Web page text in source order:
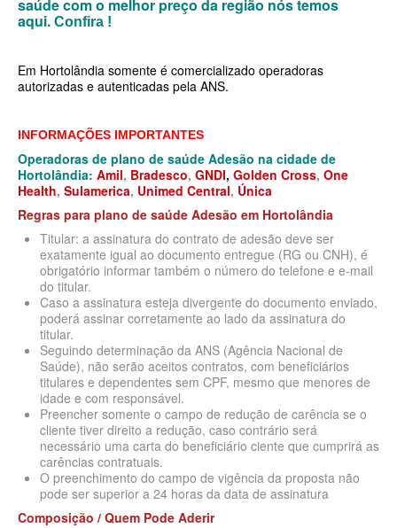
MEDICAL HEALTH PLANO DE SAÚDE EMPRESARIAL
NEXT SEISA PLANO DE SAÚDE EMPRESARIAL
OMINT PLANO DE SAÚDE EMPRESARIAL
ONE HEALTH PLANO DE SAÚDE EMPRESARIAL
PORTO SEGURO PLANO DE SAÚDE EMPRESARIAL
SAMED PLANO DE SAÚDE EMPRESARIAL
SANTA CASA DE MAUÁ PLANO DE SAÚDE EMPRESARIAL
SANTARIS PLANO DE SAÚDE EMPRESARIAL
SANTA HELENA PLANO DE SAÚDE EMPRESARIAL
SÃO CRISTOVÃO PLANO DE SAÚDE EMPRESARIAL
SÃO MIGUEL PLANO DE SAÚDE EMPRESARIAL
SISTEMAS PLANO DE SAÚDE EMPRESARIAL
SOMPO PLANO DE SAÚDE EMPRESARIAL
PLANO DE SAÚDE INDIVIDUAL
BIO SAÚDE PLANO DE SAÚDE INDIVIDUAL
BIOVIDA PLANO DE SAÚDE INDIVIDUAL
BLUE MED PLANO DE SAÚDE INDIVIDUAL
CLASSES PLANO DE SAÚDE INDIVIDUAL
CUIDAR ME PLANO DE SAÚDE INDIVIDUAL
saúde com o melhor preço da região nós temos
aqui. Confira !
Em Hortolândia somente é comercializado operadoras
autorizadas e autenticadas pela ANS.
INFORMAÇÕES IMPORTANTES
Operadoras de plano de saúde Adesão na cidade de
Hortolândia: Amil, Bradesco, GNDI, Golden Cross, One
Health, Sulamerica, Unimed Central, Única
Regras para plano de saúde Adesão em Hortolândia
Titular: a assinatura do contrato de adesão deve ser
exatamente igual ao documento entregue (RG ou CNH), é
obrigatório informar também o número do telefone e e-mail
do titular.
Caso a assinatura esteja divergente do documento enviado,
poderá assinar corretamente ao lado da assinatura do
titular.
Seguindo determinação da ANS (Agência Nacional de
Saúde), não serão aceitos contratos, com beneficiários
titulares e dependentes sem CPF, mesmo que menores de
idade e com responsável.
Preencher somente o campo de redução de carência se o
cliente tiver direito a redução, caso contrário será
necessário uma carta do beneficiário ciente que cumprirá as
carências contratuais.
O preenchimento do campo de vigência da proposta não
pode ser superior a 24 horas da data de assinatura
Composição / Quem Pode Aderir